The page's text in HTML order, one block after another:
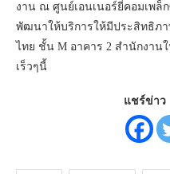
งาน ณ ศูนย์เอนเนอร์ยี่คอมเพล็
พัฒนาให้บริการให้มีประสิทธิภ
ไทย ชั้น M อาคาร 2 สำนักงา
เร็วๆนี้
แชร์ข่าว